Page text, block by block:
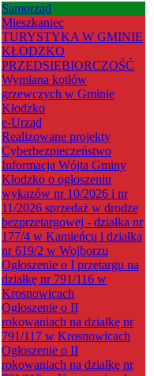
Samorząd
Mieszkaniec
TURYSTYKA W GMINIE
KŁODZKO
PRZEDSIĘBIORCZOŚĆ
Wymiana kotłów
grzewczych w Gminie
Kłodzko
e-Urząd
Realizowane projekty
Cyberbezpieczeństwo
Informacja Wójta Gminy
Kłodzko o ogłoszeniu
wykazów nr 10/2026 i nr
11/2026 sprzedaż w drodze
bezprzetargowej - działka nr
177/4 w Kamieńcu i działka
nr 619/2 w Wojborzu
Ogłoszenie o I przetargu na
działkę nr 791/116 w
Krosnowicach
Ogłoszenie o II
rokowaniach na działkę nr
791/117 w Krosnowicach
Ogłoszenie o II
rokowaniach na działkę nr